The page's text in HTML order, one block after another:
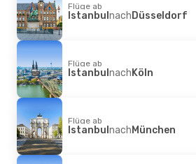
Flüge ab
IstanbulnachDüsseldorf
Flüge ab
IstanbulnachKöln
Flüge ab
IstanbulnachMünchen